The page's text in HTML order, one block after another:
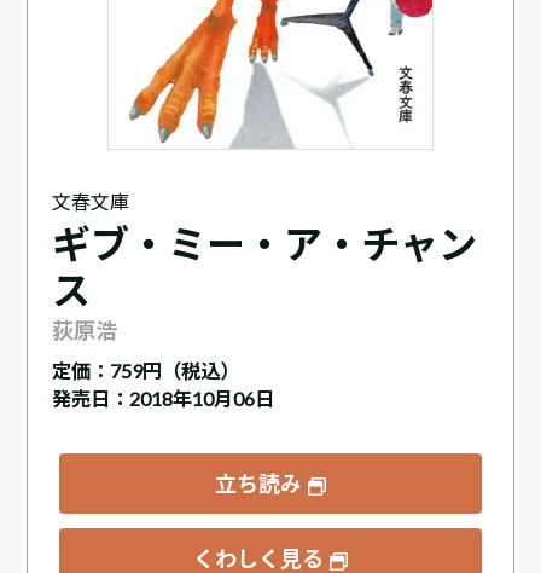
文春文庫
ギブ・ミー・ア・チャン
ス
荻原浩
定価： 759円（税込）
発売日：2018年10月06日
立ち読み
くわしく見る